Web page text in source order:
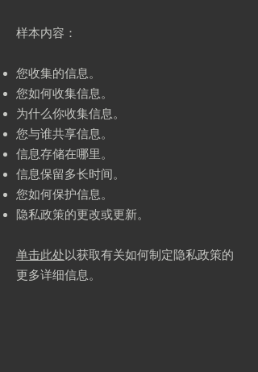
样本内容：
您收集的信息。
您如何收集信息。
为什么你收集信息。
您与谁共享信息。
信息存储在哪里。
信息保留多长时间。
您如何保护信息。
隐私政策的更改或更新。
单击此处以获取有关如何制定隐私政策的
更多详细信息。